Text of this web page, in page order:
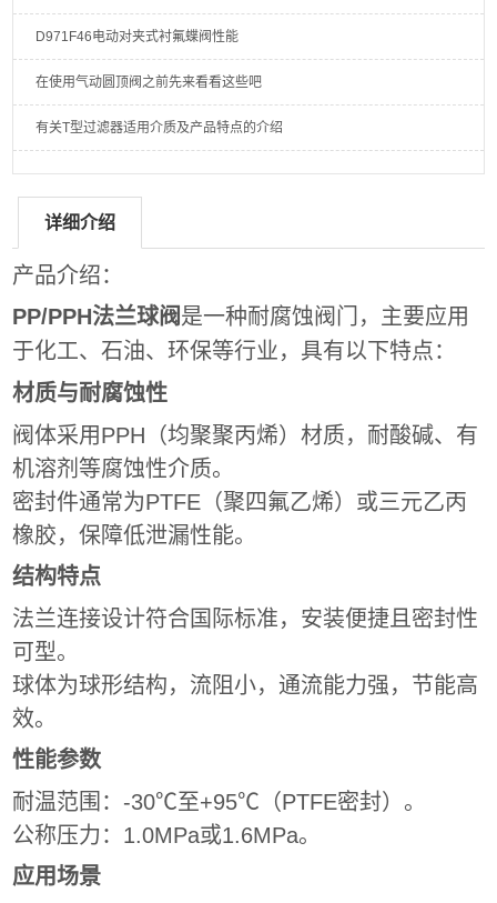
D971F46电动对夹式衬氟蝶阀性能
在使用气动圆顶阀之前先来看看这些吧
有关T型过滤器适用介质及产品特点的介绍
详细介绍
产品介绍：
PP/PPH法兰球阀是一种耐腐蚀阀门，主要应用
于化工、石油、环保等行业，具有以下特点：
材质与耐腐蚀性
阀体采用PPH（均聚聚丙烯）材质，耐酸碱、有
机溶剂等腐蚀性介质。
密封件通常为PTFE（聚四氟乙烯）或三元乙丙
橡胶，保障低泄漏性能‌。
结构特点
法兰连接设计符合国际标准，安装便捷且密封性
可型。
球体为球形结构，流阻小，通流能力强，节能高
效‌。
性能参数
耐温范围：-30℃至+95℃（PTFE密封）‌。
公称压力：1.0MPa或1.6MPa‌。
应用场景